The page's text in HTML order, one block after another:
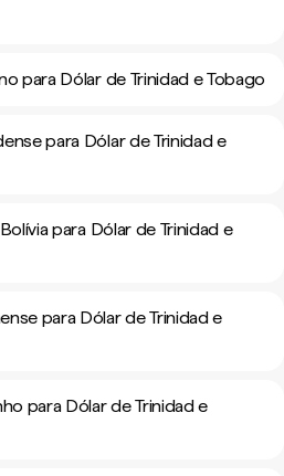
para Dólar de Trinidad e Tobago
para Dólar de Trinidad e
para Dólar de Trinidad e
para Dólar de Trinidad e
para Dólar de Trinidad e